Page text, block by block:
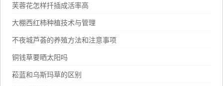
芙蓉花怎样扦插成活率高
大棚西红柿种植技术与管理
不夜城芦荟的养殖方法和注意事项
铜钱草要晒太阳吗
菘蓝和乌斯玛草的区别